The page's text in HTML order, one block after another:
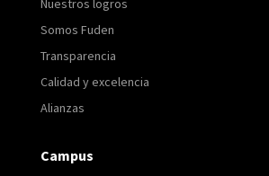
Nuestros logros
Somos Fuden
Transparencia
Calidad y excelencia
Alianzas
Campus